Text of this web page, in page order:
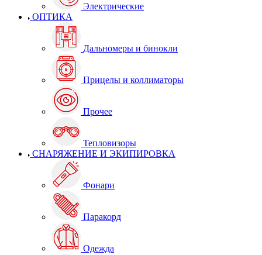
Электрические
ОПТИКА
Дальномеры и бинокли
Прицелы и коллиматоры
Прочее
Тепловизоры
СНАРЯЖЕНИЕ И ЭКИПИРОВКА
Фонари
Паракорд
Одежда